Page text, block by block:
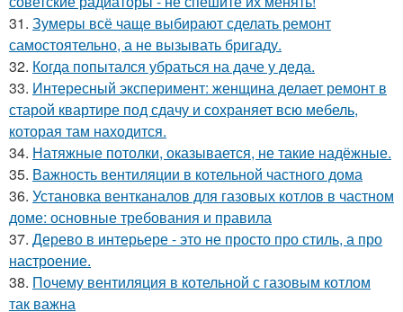
31. Зумеры всё чаще выбирают сделать ремонт
самостоятельно, а не вызывать бригаду.
32. Когда попытался убраться на даче у деда.
33. Интересный эксперимент: женщина делает ремонт в
старой квартире под сдачу и сохраняет всю мебель,
которая там находится.
34. Натяжные потолки, оказывается, не такие надёжные.
35. Важность вентиляции в котельной частного дома
36. Установка вентканалов для газовых котлов в частном
доме: основные требования и правила
37. Дерево в интерьере - это не просто про стиль, а про
настроение.
38. Почему вентиляция в котельной с газовым котлом
так важна